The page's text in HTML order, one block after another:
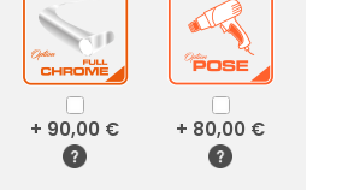
+ 90,00 € + 80,00 €